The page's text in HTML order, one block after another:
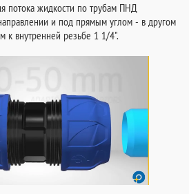
потока жидкости по трубам ПНД
и под прямым углом - в другом
к внутренней резьбе 1 1/4".